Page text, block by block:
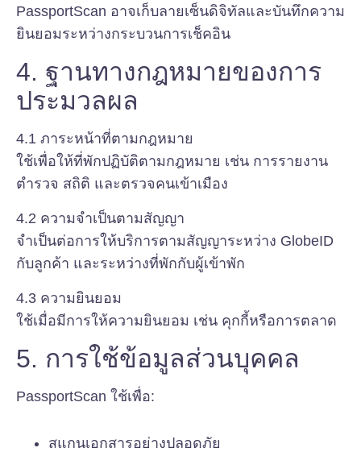
PassportScan อาจเก็บลายเซ็นดิจิทัลและบันทึกความ
ยินยอมระหว่างกระบวนการเช็คอิน
4. ฐานทางกฎหมายของการ
ประมวลผล
4.1 ภาระหน้าที่ตามกฎหมาย
ใช้เพื่อให้ที่พักปฏิบัติตามกฎหมาย เช่น การรายงาน
ตำรวจ สถิติ และตรวจคนเข้าเมือง
4.2 ความจำเป็นตามสัญญา
จำเป็นต่อการให้บริการตามสัญญาระหว่าง GlobeID
กับลูกค้า และระหว่างที่พักกับผู้เข้าพัก
4.3 ความยินยอม
ใช้เมื่อมีการให้ความยินยอม เช่น คุกกี้หรือการตลาด
5. การใช้ข้อมูลส่วนบุคคล
PassportScan ใช้เพื่อ:
สแกนเอกสารอย่างปลอดภัย